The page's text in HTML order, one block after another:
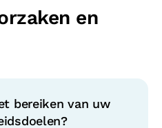
en
bereiken van uw